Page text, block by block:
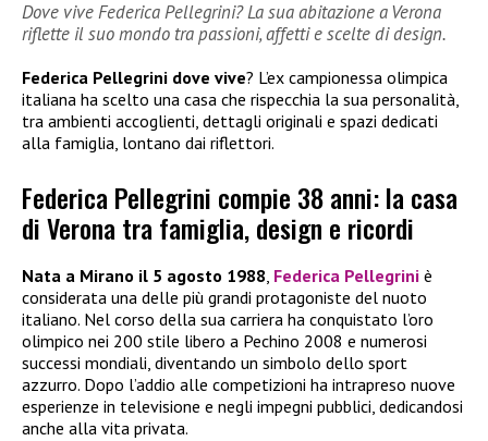
Dove vive Federica Pellegrini? La sua abitazione a Verona
riflette il suo mondo tra passioni, affetti e scelte di design.
Federica Pellegrini dove vive? L’ex campionessa olimpica
italiana ha scelto una casa che rispecchia la sua personalità,
tra ambienti accoglienti, dettagli originali e spazi dedicati
alla famiglia, lontano dai riflettori.
Federica Pellegrini compie 38 anni: la casa
di Verona tra famiglia, design e ricordi
Nata a Mirano il 5 agosto 1988, Federica Pellegrini è
considerata una delle più grandi protagoniste del nuoto
italiano. Nel corso della sua carriera ha conquistato l’oro
olimpico nei 200 stile libero a Pechino 2008 e numerosi
successi mondiali, diventando un simbolo dello sport
azzurro. Dopo l’addio alle competizioni ha intrapreso nuove
esperienze in televisione e negli impegni pubblici, dedicandosi
anche alla vita privata.